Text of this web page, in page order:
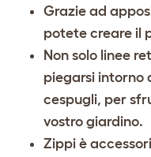
Grazie ad
potete creare il
Non solo linee
piegarsi intorno
cespugli, per
vostro giardino.
Zippi è